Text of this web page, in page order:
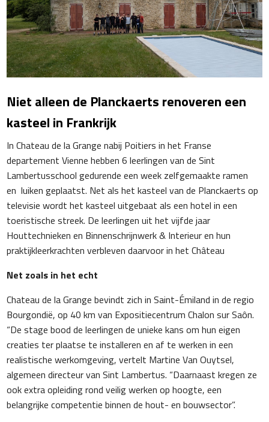
Niet alleen de Planckaerts renoveren een
kasteel in Frankrijk
In Chateau de la Grange nabij Poitiers in het Franse
departement Vienne hebben 6 leerlingen van de Sint
Lambertusschool gedurende een week zelfgemaakte ramen
en luiken geplaatst. Net als het kasteel van de Planckaerts op
televisie wordt het kasteel uitgebaat als een hotel in een
toeristische streek. De leerlingen uit het vijfde jaar
Houttechnieken en Binnenschrijnwerk & Interieur en hun
praktijkleerkrachten verbleven daarvoor in het Château
Net zoals in het echt
Chateau de la Grange bevindt zich in Saint-Émiland in de regio
Bourgondië, op 40 km van Expositiecentrum Chalon sur Saôn.
“De stage bood de leerlingen de unieke kans om hun eigen
creaties ter plaatse te installeren en af te werken in een
realistische werkomgeving, vertelt Martine Van Ouytsel,
algemeen directeur van Sint Lambertus. “Daarnaast kregen ze
ook extra opleiding rond veilig werken op hoogte, een
belangrijke competentie binnen de hout- en bouwsector”.